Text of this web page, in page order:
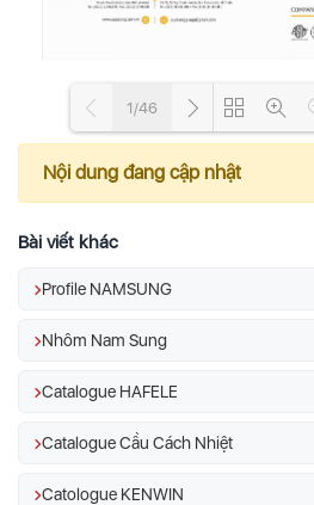
Loading PDF 6%
1/46
Nội dung đang cập nhật
Bài viết khác
Profile NAMSUNG
Nhôm Nam Sung
Catalogue HAFELE
Catalogue Cầu Cách Nhiệt
Catologue KENWIN